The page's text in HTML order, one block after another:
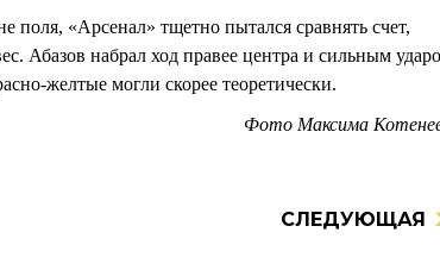
поля, «Арсенал» тщетно пытался сравнять счет,
Абазов набрал ход правее центра и сильным
желтые могли скорее теоретически.
Фото Максима
СЛЕДУЮЩАЯ